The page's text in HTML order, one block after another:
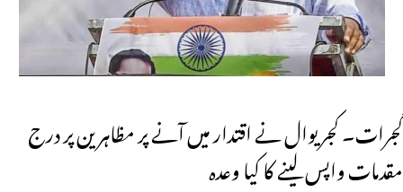
گجرات۔ کجریوال نے اقتدار میں آنے پر مظاہرین پر درج
مقدمات واپس لینے کا کیا وعدہ